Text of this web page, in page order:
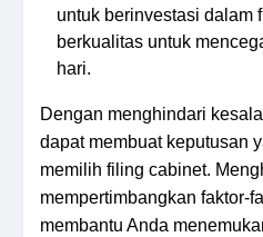
untuk berinvestasi dalam
berkualitas untuk
hari.
Dengan menghindari
dapat membuat keputusan
memilih filing cabinet.
mempertimbangkan faktor-
membantu Anda